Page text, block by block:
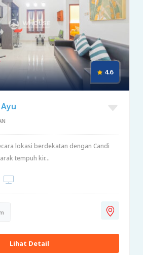
4.6
lokasi berdekatan dengan Candi
tempuh kir...
Lihat Detail